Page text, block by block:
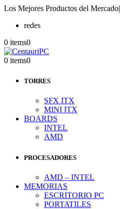
Los Mejores Productos del Mercado|
redes
0 items0
0 items0
TORRES
SFX ITX
MINI ITX
BOARDS
INTEL
AMD
PROCESADORES
AMD – INTEL
MEMORIAS
ESCRITORIO PC
PORTATILES